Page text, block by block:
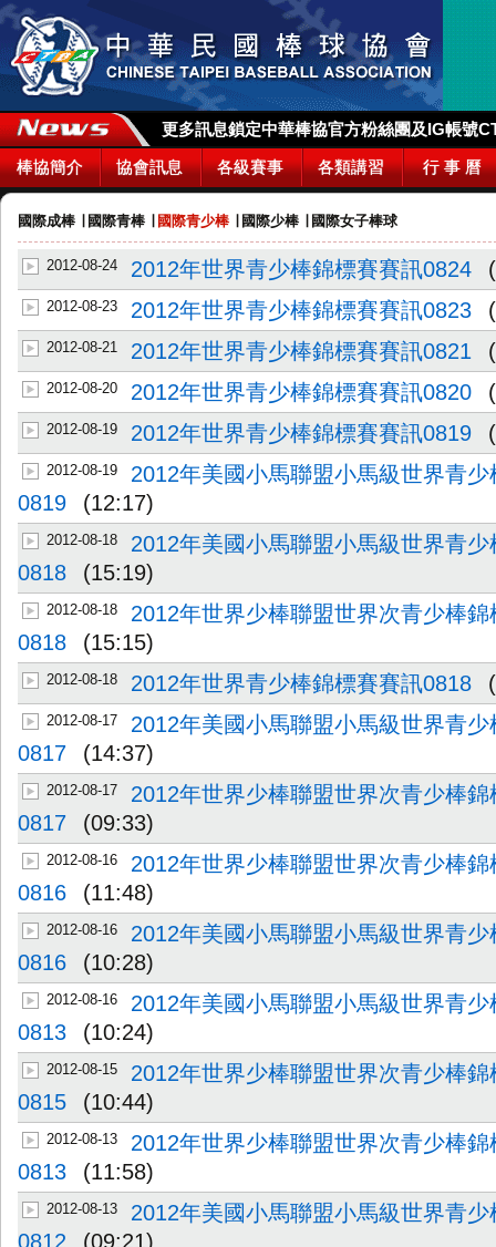
更多訊息鎖定中華棒協官方粉絲團及IG帳號
棒協簡介 協會訊息 各級賽事 各類講習 行 事 曆
國際成棒 國際青棒 國際青少棒 國際少棒 國際女子棒球
2012-08-24 2012年世界青少棒錦標賽賽訊0824
2012-08-23 2012年世界青少棒錦標賽賽訊0823
2012-08-21 2012年世界青少棒錦標賽賽訊0821
2012-08-20 2012年世界青少棒錦標賽賽訊0820
2012-08-19 2012年世界青少棒錦標賽賽訊0819
2012-08-19
2012年美國小馬聯盟小馬級世界青
0819
(12:17)
2012-08-18
2012年美國小馬聯盟小馬級世界青
0818
(15:19)
2012-08-18
2012年世界少棒聯盟世界次青少棒錦
0818
(15:15)
2012-08-18 2012年世界青少棒錦標賽賽訊0818
2012-08-17
2012年美國小馬聯盟小馬級世界青
0817
(14:37)
2012-08-17
2012年世界少棒聯盟世界次青少棒錦
0817
(09:33)
2012-08-16
2012年世界少棒聯盟世界次青少棒錦
0816
(11:48)
2012-08-16
2012年美國小馬聯盟小馬級世界青
0816
(10:28)
2012-08-16
2012年美國小馬聯盟小馬級世界青
0813
(10:24)
2012-08-15
2012年世界少棒聯盟世界次青少棒錦
0815
(10:44)
2012-08-13
2012年世界少棒聯盟世界次青少棒錦
0813
(11:58)
2012-08-13
2012年美國小馬聯盟小馬級世界青
0812
(09:21)